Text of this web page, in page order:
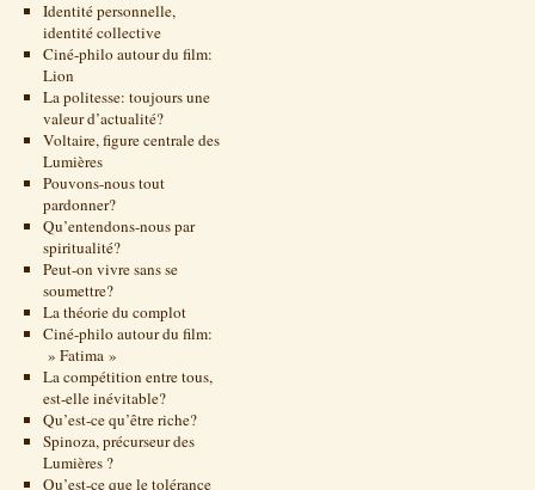
Identité personnelle,
identité collective
Ciné-philo autour du film:
Lion
La politesse: toujours une
valeur d’actualité?
Voltaire, figure centrale des
Lumières
Pouvons-nous tout
pardonner?
Qu’entendons-nous par
spiritualité?
Peut-on vivre sans se
soumettre?
La théorie du complot
Ciné-philo autour du film:
» Fatima »
La compétition entre tous,
est-elle inévitable?
Qu’est-ce qu’être riche?
Spinoza, précurseur des
Lumières ?
Qu’est-ce que le tolérance